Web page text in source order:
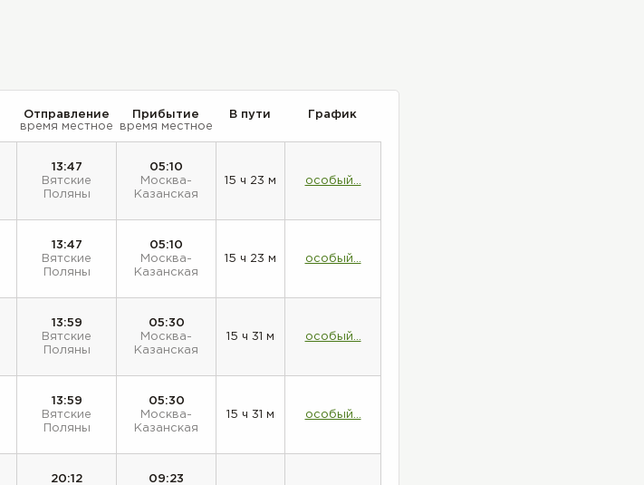
Отправление
время местное
Прибытие
время местное
В пути График
13:47
Вятские
Поляны
05:10
Москва-
Казанская
15 ч 23 м особый...
13:47
Вятские
Поляны
05:10
Москва-
Казанская
15 ч 23 м особый...
13:59
Вятские
Поляны
05:30
Москва-
Казанская
15 ч 31 м особый...
13:59
Вятские
Поляны
05:30
Москва-
Казанская
15 ч 31 м особый...
20:12
09:23